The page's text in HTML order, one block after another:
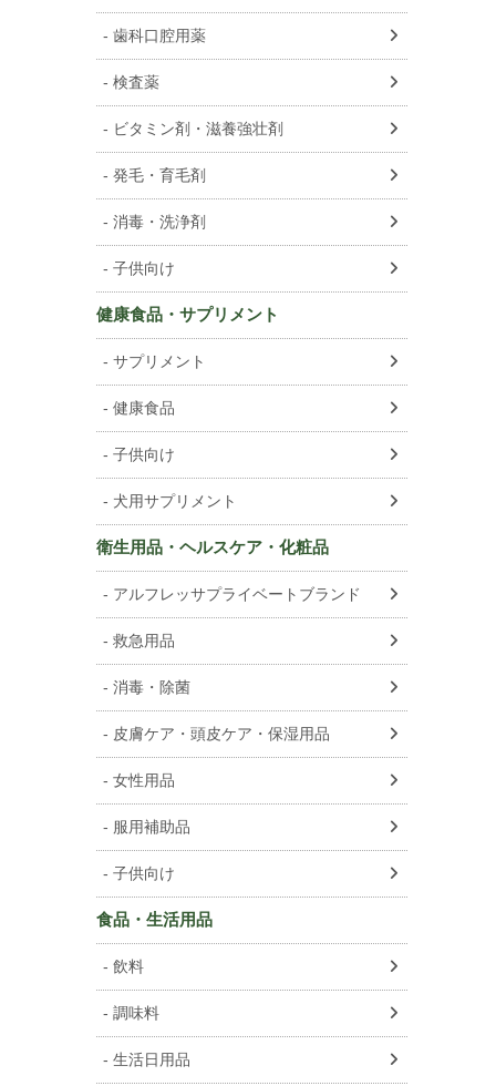
歯科口腔用薬
検査薬
ビタミン剤・滋養強壮剤
発毛・育毛剤
消毒・洗浄剤
子供向け
健康食品・サプリメント
サプリメント
健康食品
子供向け
犬用サプリメント
衛生用品・ヘルスケア・化粧品
アルフレッサプライベートブランド
救急用品
消毒・除菌
皮膚ケア・頭皮ケア・保湿用品
女性用品
服用補助品
子供向け
食品・生活用品
飲料
調味料
生活日用品